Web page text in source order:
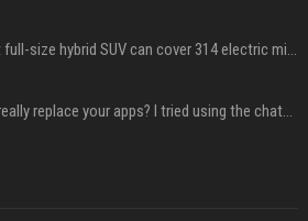
Xiaomi’s debut full-size hybrid SUV can cover 314 electric miles before it touches a drop of gasoline
Can ChatGPT really replace your apps? I tried using the chatbot for 12 everyday tasks on my phone — here’s what happened